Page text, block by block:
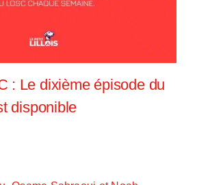
: Le dixième épisode du
disponible